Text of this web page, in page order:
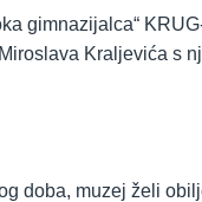
gimnazijalca“
Kraljevića s
doba, muzej želi